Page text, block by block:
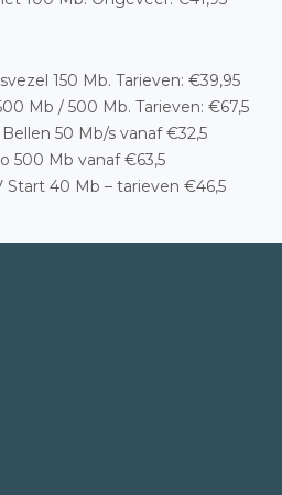
150 Mb. Tarieven: €39,95
Mb / 500 Mb. Tarieven: €67,5
50 Mb/s vanaf €32,5
500 Mb vanaf €63,5
40 Mb – tarieven €46,5